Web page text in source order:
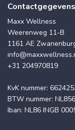
Contactgegevens
Maxx Wellness
Weerenweg 11-B
1161 AE
+31 204970819
KvK nummer:
BTW nummer:
Iban: NL86 INGB